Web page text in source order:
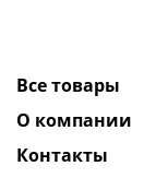
Все товары
О компании
Контакты